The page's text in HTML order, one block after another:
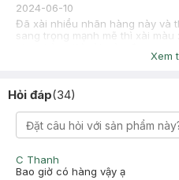
2024-06-10
Đã xài nhiều nhãn hàng này và
sang trọng mạnh mẽ thì xài
Xem
Hỏi đáp(34)
C Thanh
Bao giờ có hàng vậy ạ